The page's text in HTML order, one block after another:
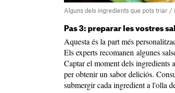
Alguns dels ingredients que pots triar /
Pas 3: preparar les vostres
Aquesta és la part més
Els experts recomanen algunes
Captar el moment dels ingredients
per obtenir un sabor deliciós.
submergir cada ingredient a l'olla